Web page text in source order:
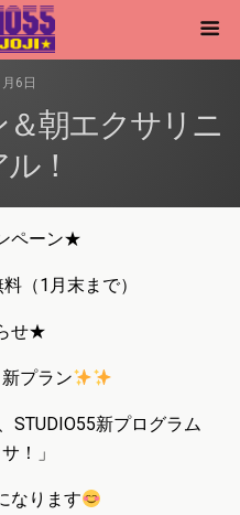
6日
朝エクサリニ
！
ペーン★
（1月末まで）
せ★
プラン
STUDIO55新プログラム
！」
なります